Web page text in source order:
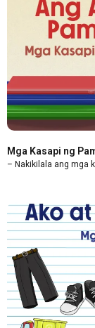
Mga Kasapi ng
– Nakikilala ang mga